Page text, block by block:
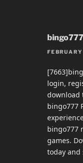
bingo777
login,
download
bingo777
bingo777
games.
today